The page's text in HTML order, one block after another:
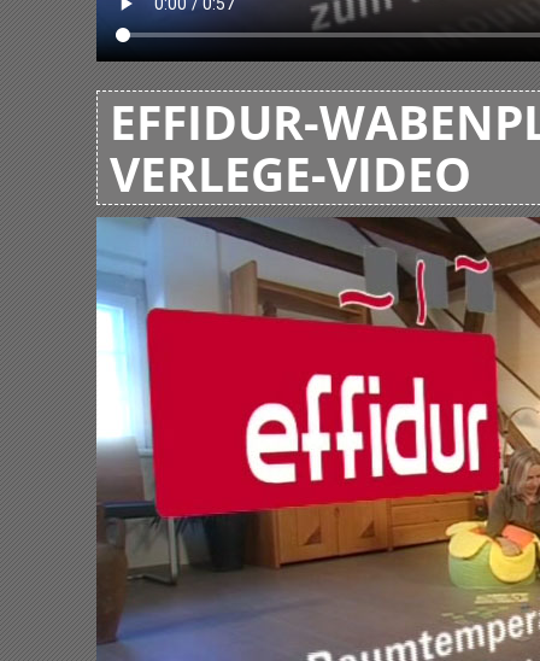
EFFIDUR-
VERLEGE-VIDEO